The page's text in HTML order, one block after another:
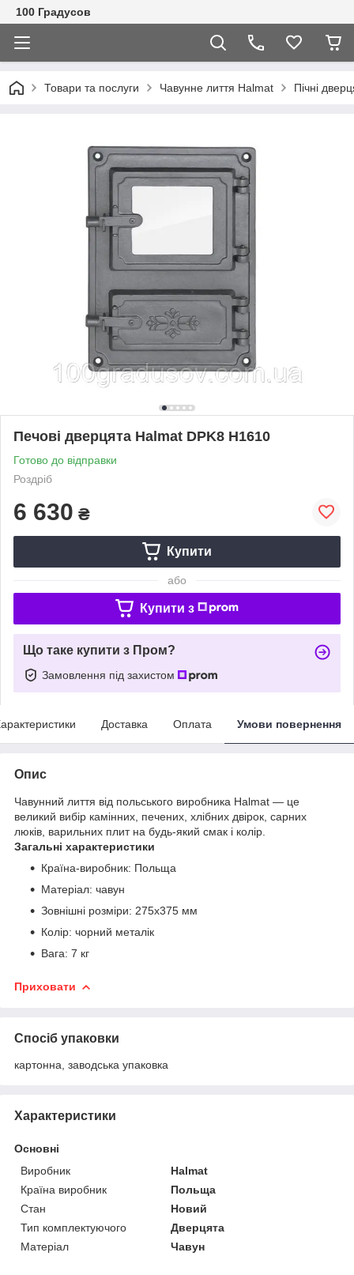
100 Градусов
Товари та послуги Чавунне лиття Halmat Пічні
Печові дверцята Нalmat DPK8 H1610
Готово до відправки
Роздріб
6 630 ₴
Купити
або
Купити з
Що таке купити з Пром?
Замовлення під захистом
Доставка Оплата Умови повернення
Опис
Чавунний лиття від польського виробника Halmat — це
великий вибір камінних, печених, хлібних двірок, сарних
люків, варильних плит на будь-який смак і колір.
Загальні характеристики
Країна-виробник: Польща
Матеріал: чавун
Зовнішні розміри: 275x375 мм
Колір: чорний металік
Вага: 7 кг
Приховати
Спосіб упаковки
картонна, заводська упаковка
Характеристики
Основні
Виробник
Halmat
Країна виробник
Польща
Стан
Новий
Тип комплектуючого
Дверцята
Матеріал
Чавун